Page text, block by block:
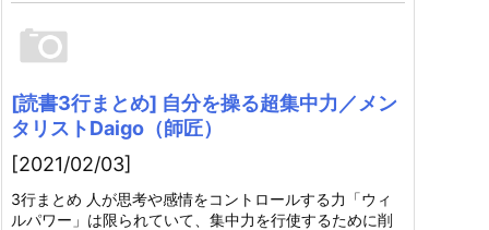
[読書3行まとめ] 自分を操る超集中力／メン
タリストDaigo（師匠）
[2021/02/03]
3行まとめ 人が思考や感情をコントロールする力「ウィ
ルパワー」は限られていて、集中力を行使するために削